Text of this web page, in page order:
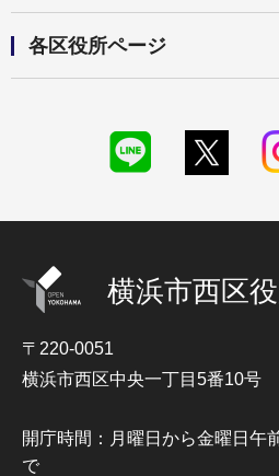
各区役所ページ
横浜市西区
〒220-0051
横浜市西区中央一丁目5番10号
開庁時間：月曜日から金曜日午
で